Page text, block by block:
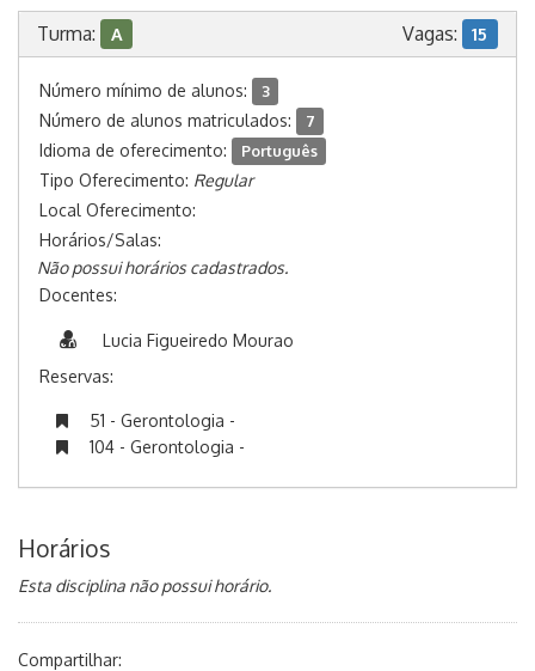
Turma: A Vagas: 15
Número mínimo de alunos: 3
Número de alunos matriculados: 7
Idioma de oferecimento: Português
Tipo Oferecimento: Regular
Local Oferecimento:
Horários/Salas:
Não possui horários cadastrados.
Docentes:
Lucia Figueiredo Mourao
Reservas:
51 - Gerontologia -
104 - Gerontologia -
Horários
Esta disciplina não possui horário.
Compartilhar: